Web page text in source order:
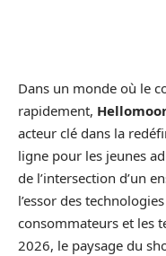
Dans un monde où le
rapidement,
acteur clé dans la
ligne pour les jeunes
de l’intersection d’un
l’essor des
consommateurs et les
2026, le paysage du